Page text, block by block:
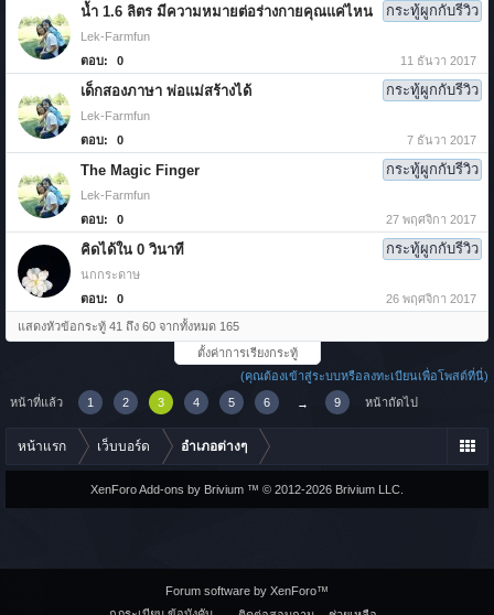
กระทู้ผูกกับรีวิว
น้ำ 1.6 ลิตร มีความหมายต่อร่างกายคุณแค่ไหน
Lek-Farmfun
ตอบ:
0 11 ธันวา 2017
กระทู้ผูกกับรีวิว
เด็กสองภาษา พ่อแม่สร้างได้
Lek-Farmfun
ตอบ:
0 7 ธันวา 2017
กระทู้ผูกกับรีวิว
The Magic Finger
Lek-Farmfun
ตอบ:
0 27 พฤศจิกา 2017
กระทู้ผูกกับรีวิว
คิดได้ใน 0 วินาที
นกกระดาษ
ตอบ:
0 26 พฤศจิกา 2017
แสดงหัวข้อกระทู้ 41 ถึง 60 จากทั้งหมด 165
ตั้งค่าการเรียงกระทู้
(คุณต้องเข้าสู่ระบบหรือลงทะเบียนเพื่อโพสต์ที่นี่)
หน้าที่แล้ว
1 2 3 4 5 6 → 9 หน้าถัดไป
หน้าแรก เว็บบอร์ด อำเภอต่างๆ
XenForo Add-ons by Brivium ™ © 2012-2026 Brivium LLC.
Forum software by XenForo™